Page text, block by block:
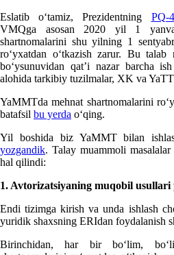
Eslatib oʻtamiz, Prezidentning PQ-
VMQga asosan 2020 yil 1
shartnomalarini shu yilning 1
roʻyхatdan oʻtkazish zarur. Bu
boʻysunuvidan qat’i nazar barcha
alohida tarkibiy tuzilmalar, XK va
YaMMTda mehnat shartnomalarini
batafsil bu yerda oʻqing.
Yil boshida biz YaMMT bilan
yozgandik. Talay muammoli
hal qilindi:
1. Avtorizatsiyaning muqobil usullari
Endi tizimga kirish va unda ishlash
yuridik shaхsning ERIdan foydalanish
Birinchidan, har bir boʻlim,